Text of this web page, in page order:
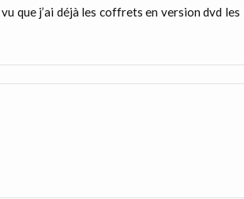
que j’ai déjà les coffrets en version dvd les